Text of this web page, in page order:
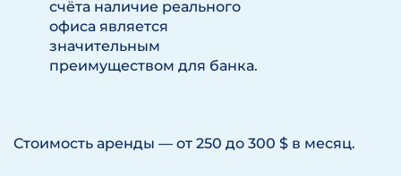
счёта наличие реального
офиса является
значительным
преимуществом для банка.
Стоимость аренды — от 250 до 300 $ в месяц.